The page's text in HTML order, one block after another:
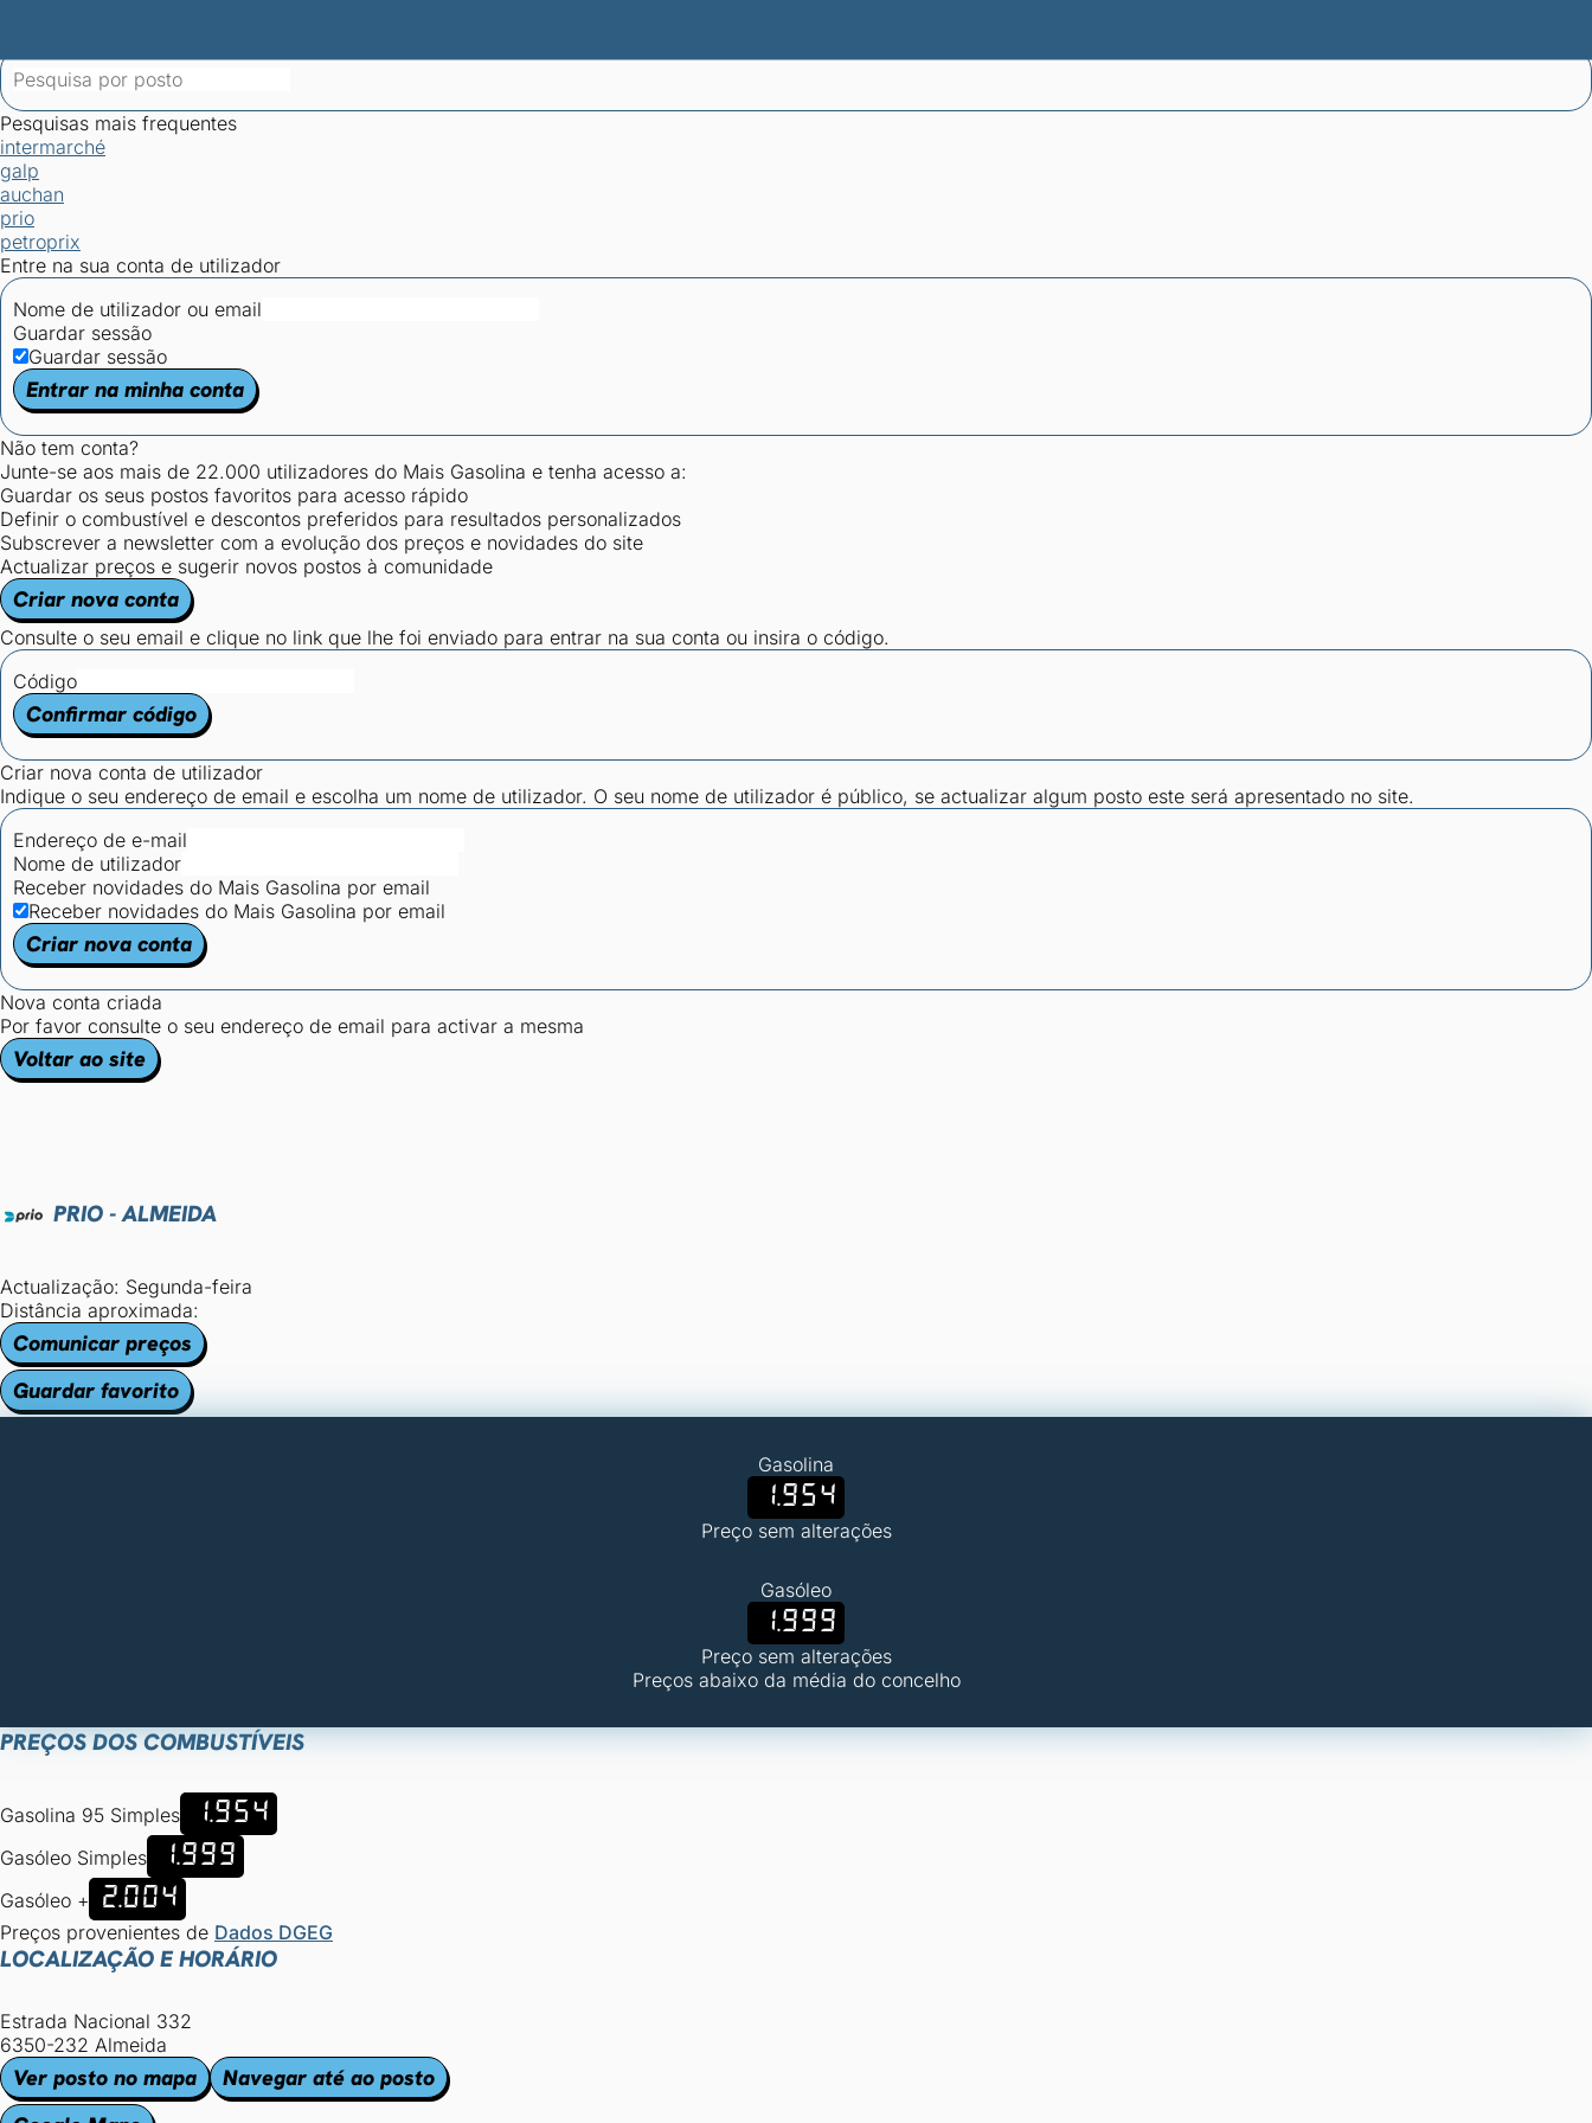
Pesquisas mais frequentes
intermarché
galp
auchan
prio
petroprix
Entre na sua conta de utilizador
Nome de utilizador ou email
Guardar sessão
Guardar sessão
Entrar na minha conta
Não tem conta?
Junte-se aos mais de 22.000 utilizadores do Mais Gasolina e tenha acesso a:
Guardar os seus postos favoritos para acesso rápido
Definir o combustível e descontos preferidos para resultados personalizados
Subscrever a newsletter com a evolução dos preços e novidades do site
Actualizar preços e sugerir novos postos à comunidade
Criar nova conta
Consulte o seu email e clique no link que lhe foi enviado para entrar na sua conta ou insira o código.
Código
Confirmar código
Criar nova conta de utilizador
Indique o seu endereço de email e escolha um nome de utilizador. O seu nome de utilizador é público, se actualizar algum posto este será apresentado no site.
Endereço de e-mail
Nome de utilizador
Receber novidades do Mais Gasolina por email
Receber novidades do Mais Gasolina por email
Criar nova conta
Nova conta criada
Por favor consulte o seu endereço de email para activar a mesma
Voltar ao site
PRIO - ALMEIDA
Actualização: Segunda-feira
Distância aproximada:
Comunicar preços
Guardar favorito
Gasolina
1.954
Preço sem alterações
Gasóleo
1.999
Preço sem alterações
Preços abaixo da média do concelho
PREÇOS DOS COMBUSTÍVEIS
Gasolina 95 Simples 1.954
Gasóleo Simples 1.999
Gasóleo + 2.004
Preços provenientes de Dados DGEG
LOCALIZAÇÃO E HORÁRIO
Estrada Nacional 332
6350-232 Almeida
Ver posto no mapa
Navegar até ao posto